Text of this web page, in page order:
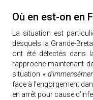
Où en est-on en
La situation est
desquels la Grande-
ont été détectés dans
rapproche maintenant
situation «
face à l’engorgement
en arrêt pour cause